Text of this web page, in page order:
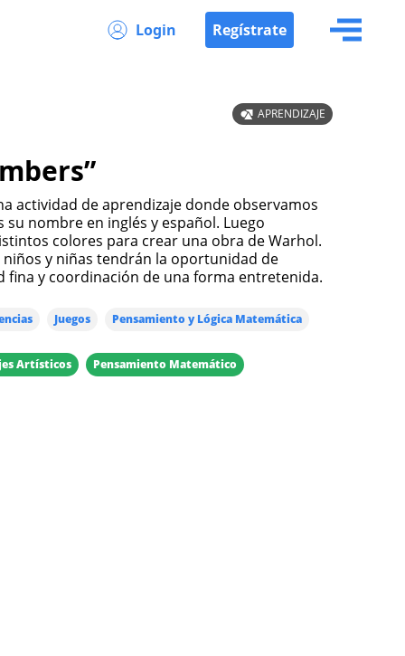
Login Regístrate
APRENDIZAJE
nombre en inglés y español. Luego
colores para crear una obra de Warhol.
niños y niñas tendrán la oportunidad de
fina y coordinación de una forma entretenida.
Juegos Pensamiento y Lógica Matemática
Artísticos Pensamiento Matemático